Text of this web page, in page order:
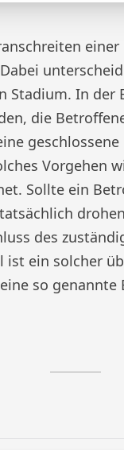
Stadium. In der
die
Vorgehen
Sollte ein
des
ein solcher
so